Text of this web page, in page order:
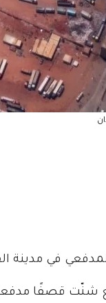
في مدينة
شنّت قصفًا